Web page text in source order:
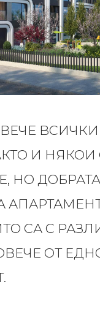
ВСИЧКИ
И НЯКОИ
НО
СА С
ОТ